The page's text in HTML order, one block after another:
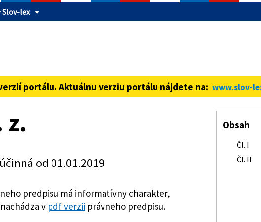
Slov-lex
informácie iba cez zabezpečenú
portálu. Aktuálnu verziu portálu nájdete na: www.slov-
z.
od 01.01.2019
predpisu má informatívny charakter,
v pdf verzii právneho predpisu.
Obsah
Čl. I
Čl. II